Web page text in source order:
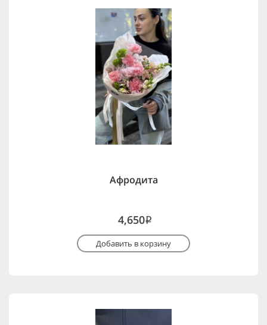
Афродита
4,650i
Добавить в корзину